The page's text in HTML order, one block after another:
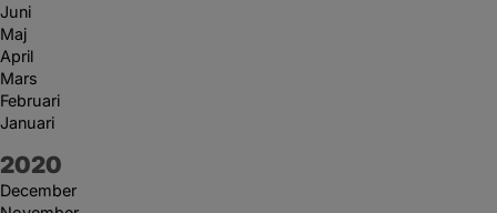
Juni
Maj
April
Mars
Februari
Januari
År:
2020
December